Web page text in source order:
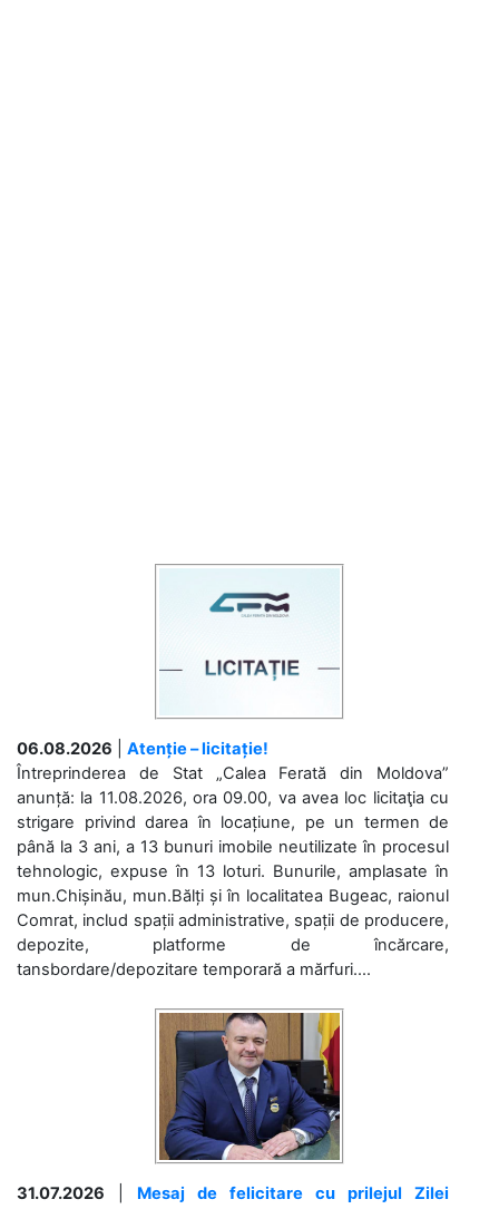
06.08.2026
Atenție – licitație!
Întreprinderea de Stat „Calea Ferată din Moldova”
anunță: la 11.08.2026, ora 09.00, va avea loc licitaţia cu
strigare privind darea în locațiune, pe un termen de
până la 3 ani, a 13 bunuri imobile neutilizate în procesul
tehnologic, expuse în 13 loturi. Bunurile, amplasate în
mun.Chișinău, mun.Bălți și în localitatea Bugeac, raionul
Comrat, includ spații administrative, spații de producere,
depozite, platforme de încărcare,
tansbordare/depozitare temporară a mărfuri....
31.07.2026
Mesaj de felicitare cu prilejul Zilei